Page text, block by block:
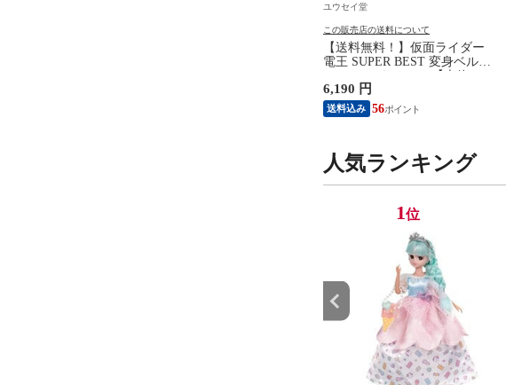
ユウセイ堂
この販売店の送料について
【送料無料！】仮面ライダー
電王 SUPER BEST 変身ベルト
ーパーベスト グッズ プレゼン
ト ギフト 玩具 おもちゃ】
6,190 円
送料込み 56
人気ランキング
1位